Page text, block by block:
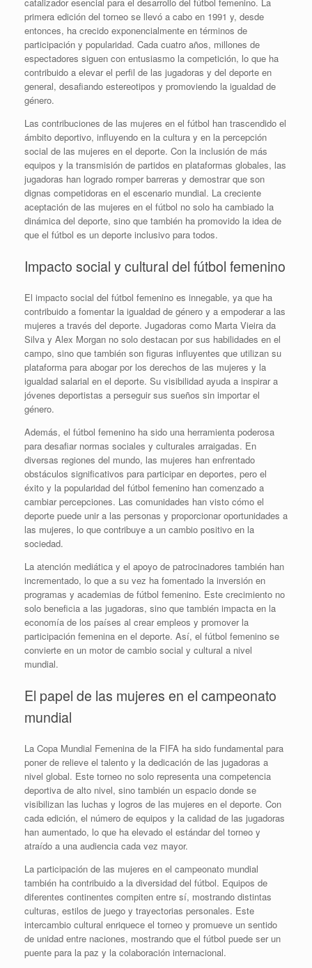
primera edición del torneo se llevó a cabo en 1991 y, desde
entonces, ha crecido exponencialmente en términos de
participación y popularidad. Cada cuatro años, millones de
espectadores siguen con entusiasmo la competición, lo que ha
contribuido a elevar el perfil de las jugadoras y del deporte en
general, desafiando estereotipos y promoviendo la igualdad de
género.
Las contribuciones de las mujeres en el fútbol han trascendido el
ámbito deportivo, influyendo en la cultura y en la percepción
social de las mujeres en el deporte. Con la inclusión de más
equipos y la transmisión de partidos en plataformas globales, las
jugadoras han logrado romper barreras y demostrar que son
dignas competidoras en el escenario mundial. La creciente
aceptación de las mujeres en el fútbol no solo ha cambiado la
dinámica del deporte, sino que también ha promovido la idea de
que el fútbol es un deporte inclusivo para todos.
Impacto social y cultural del fútbol femenino
El impacto social del fútbol femenino es innegable, ya que ha
contribuido a fomentar la igualdad de género y a empoderar a las
mujeres a través del deporte. Jugadoras como Marta Vieira da
Silva y Alex Morgan no solo destacan por sus habilidades en el
campo, sino que también son figuras influyentes que utilizan su
plataforma para abogar por los derechos de las mujeres y la
igualdad salarial en el deporte. Su visibilidad ayuda a inspirar a
jóvenes deportistas a perseguir sus sueños sin importar el
género.
Además, el fútbol femenino ha sido una herramienta poderosa
para desafiar normas sociales y culturales arraigadas. En
diversas regiones del mundo, las mujeres han enfrentado
obstáculos significativos para participar en deportes, pero el
éxito y la popularidad del fútbol femenino han comenzado a
cambiar percepciones. Las comunidades han visto cómo el
deporte puede unir a las personas y proporcionar oportunidades a
las mujeres, lo que contribuye a un cambio positivo en la
sociedad.
La atención mediática y el apoyo de patrocinadores también han
incrementado, lo que a su vez ha fomentado la inversión en
programas y academias de fútbol femenino. Este crecimiento no
solo beneficia a las jugadoras, sino que también impacta en la
economía de los países al crear empleos y promover la
participación femenina en el deporte. Así, el fútbol femenino se
convierte en un motor de cambio social y cultural a nivel
mundial.
El papel de las mujeres en el campeonato
mundial
La Copa Mundial Femenina de la FIFA ha sido fundamental para
poner de relieve el talento y la dedicación de las jugadoras a
nivel global. Este torneo no solo representa una competencia
deportiva de alto nivel, sino también un espacio donde se
visibilizan las luchas y logros de las mujeres en el deporte. Con
cada edición, el número de equipos y la calidad de las jugadoras
han aumentado, lo que ha elevado el estándar del torneo y
atraído a una audiencia cada vez mayor.
La participación de las mujeres en el campeonato mundial
también ha contribuido a la diversidad del fútbol. Equipos de
diferentes continentes compiten entre sí, mostrando distintas
culturas, estilos de juego y trayectorias personales. Este
intercambio cultural enriquece el torneo y promueve un sentido
de unidad entre naciones, mostrando que el fútbol puede ser un
puente para la paz y la colaboración internacional.